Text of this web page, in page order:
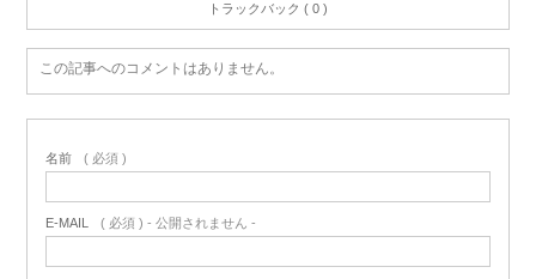
トラックバック ( 0 )
この記事へのコメントはありません。
名前 ( 必須 )
E-MAIL ( 必須 ) - 公開されません -